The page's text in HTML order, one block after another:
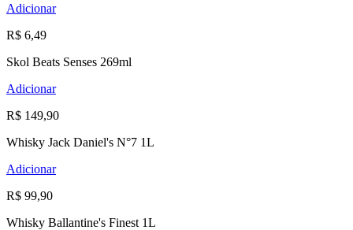
Adicionar
R$ 6,49
Skol Beats Senses 269ml
Adicionar
R$ 149,90
Whisky Jack Daniel's N°7 1L
Adicionar
R$ 99,90
Whisky Ballantine's Finest 1L